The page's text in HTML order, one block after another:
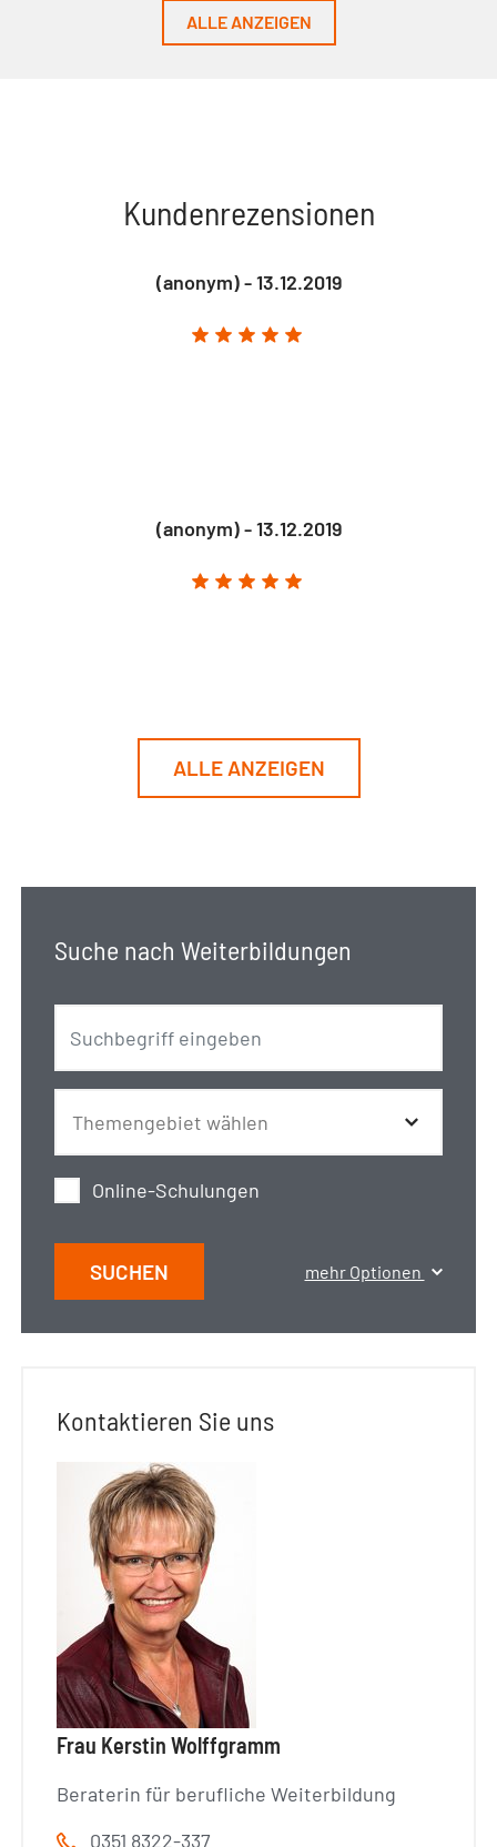
ALLE ANZEIGEN
Kundenrezensionen
(anonym) - 13.12.2019
(anonym) - 13.12.2019
ALLE ANZEIGEN
Suche nach Weiterbildungen
Online-Schulungen
SUCHEN mehr Optionen
Kontaktieren Sie uns
Frau Kerstin Wolffgramm
Beraterin für berufliche Weiterbildung
0351 8322-337